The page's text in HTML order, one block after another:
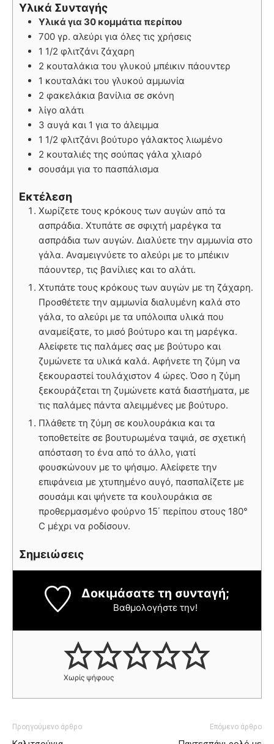
Υλικά Συνταγής
Υλικά για 30 κομμάτια περίπου
700 γρ. αλεύρι για όλες τις χρήσεις
1 1/2 φλιτζάνι ζάχαρη
2 κουταλάκια του γλυκού μπέικιν πάουντερ
1 κουταλάκι του γλυκού αμμωνία
2 φακελάκια βανίλια σε σκόνη
λίγο αλάτι
3 αυγά και 1 για το άλειμμα
1 1/2 φλιτζάνι βούτυρο γάλακτος λιωμένο
2 κουταλιές της σούπας γάλα χλιαρό
σουσάμι για το πασπάλισμα
Εκτέλεση
Χωρίζετε τους κρόκους των αυγών από τα
ασπράδια. Χτυπάτε σε σφιχτή μαρέγκα τα
ασπράδια των αυγών. Διαλύετε την αμμωνία στο
γάλα. Αναμειγνύετε το αλεύρι με το μπέικιν
πάουντερ, τις βανίλιες και το αλάτι.
Χτυπάτε τους κρόκους των αυγών με τη ζάχαρη.
Προσθέτετε την αμμωνία διαλυμένη καλά στο
γάλα, το αλεύρι με τα υπόλοιπα υλικά που
αναμείξατε, το μισό βούτυρο και τη μαρέγκα.
Αλείφετε τις παλάμες σας με βούτυρο και
ζυμώνετε τα υλικά καλά. Αφήνετε τη ζύμη να
ξεκουραστεί τουλάχιστον 4 ώρες. Όσο η ζύμη
ξεκουράζεται τη ζυμώνετε κατά διαστήματα, με
τις παλάμες πάντα αλειμμένες με βούτυρο.
Πλάθετε τη ζύμη σε κουλουράκια και τα
τοποθετείτε σε βουτυρωμένα ταψιά, σε σχετική
απόσταση το ένα από το άλλο, γιατί
φουσκώνουν με το ψήσιμο. Αλείφετε την
επιφάνεια με χτυπημένο αυγό, πασπαλίζετε με
σουσάμι και ψήνετε τα κουλουράκια σε
προθερμασμένο φούρνο 15΄ περίπου στους 180°
C μέχρι να ροδίσουν.
Σημειώσεις
Δοκιμάσατε τη συνταγή;
Βαθμολογήστε την!
Χωρίς ψήφους
Προηγούμενο άρθρο Επόμενο άρθρο